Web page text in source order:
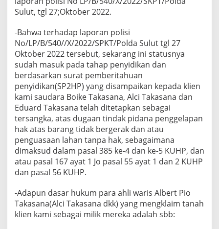
Sulut, tgl 27;Oktober 2022.
-Bahwa terhadap laporan polisi
No/LP/B/540//X/2022/SPKT/Polda Sulut tgl 27
Oktober 2022 tersebut, sekarang ini statusnya
sudah masuk pada tahap penyidikan dan
berdasarkan surat pemberitahuan
penyidikan(SP2HP) yang disampaikan kepada klien
kami saudara Boike Takasana, Alci Takasana dan
Eduard Takasana telah ditetapkan sebagai
tersangka, atas dugaan tindak pidana penggelapan
hak atas barang tidak bergerak dan atau
penguasaan lahan tanpa hak, sebagaimana
dimaksud dalam pasal 385 ke-4 dan ke-5 KUHP, dan
atau pasal 167 ayat 1 Jo pasal 55 ayat 1 dan 2 KUHP
dan pasal 56 KUHP.
-Adapun dasar hukum para ahli waris Albert Pio
Takasana(Alci Takasana dkk) yang mengklaim tanah
klien kami sebagai milik mereka adalah sbb: